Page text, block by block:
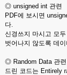
◎ unsigned int 관련
PDF에 보시면
다.
신경쓰지 마시고 모
벗어나지 않도록 데
◎ Random Data 관련
드린 코드는 Entirely